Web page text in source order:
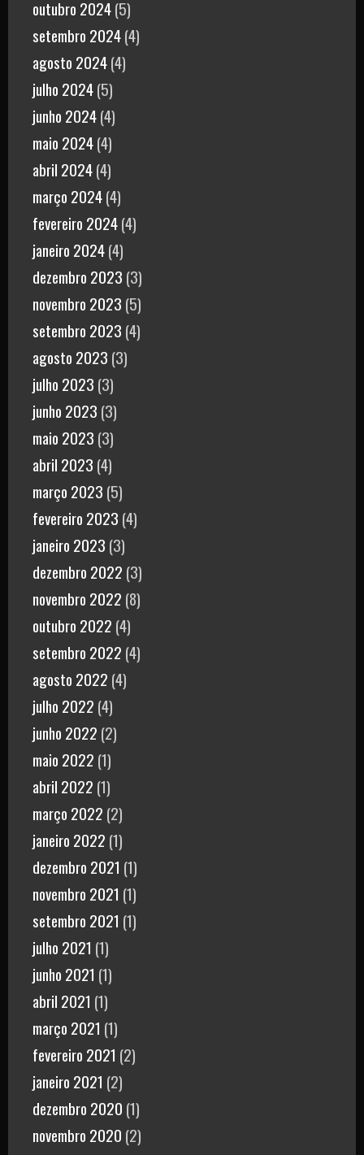
outubro 2024(5)
setembro 2024(4)
agosto 2024(4)
julho 2024(5)
junho 2024(4)
maio 2024(4)
abril 2024(4)
março 2024(4)
fevereiro 2024(4)
janeiro 2024(4)
dezembro 2023 (3)
novembro 2023 (5)
setembro 2023 (4)
agosto 2023 (3)
julho 2023 (3)
junho 2023 (3)
maio 2023 (3)
abril 2023 (4)
março 2023 (5)
fevereiro 2023 (4)
janeiro 2023 (3)
dezembro 2022 (3)
novembro 2022 (8)
outubro 2022 (4)
setembro 2022 (4)
agosto 2022 (4)
julho 2022 (4)
junho 2022 (2)
maio 2022 (1)
abril 2022 (1)
março 2022 (2)
janeiro 2022 (1)
dezembro 2021 (1)
novembro 2021 (1)
setembro 2021 (1)
julho 2021 (1)
junho 2021 (1)
abril 2021 (1)
março 2021 (1)
fevereiro 2021 (2)
janeiro 2021 (2)
dezembro 2020 (1)
novembro 2020 (2)